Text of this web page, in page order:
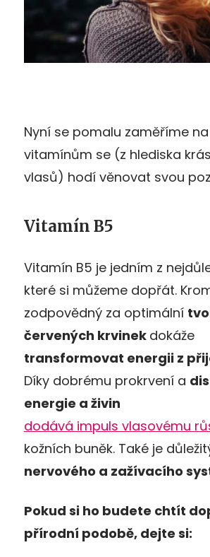
Nyní se pomalu zaměříme
vitamínům se (z hlediska
vlasů) hodí věnovat svou
Vitamín B5
Vitamín B5 je jedním z
které si můžeme dopřát.
zodpovědný za optimální
červených krvinek dokáže
transformovat energii z
Díky dobrému prokrvení a
energie a živin
dodává impuls vlasovému
kožních buněk. Také je
nervového a zažívacího
Pokud si ho budete chtít
přírodní podobě, dejte si: